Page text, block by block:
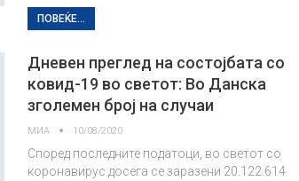
ПОВЕЌЕ...
Дневен преглед на состојбата со
ковид-19 во светот: Во Данска
зголемен број на случаи
МИА 10/08/2020
Според последните податоци, во светот со
коронавирус досега се заразени 20.122.614